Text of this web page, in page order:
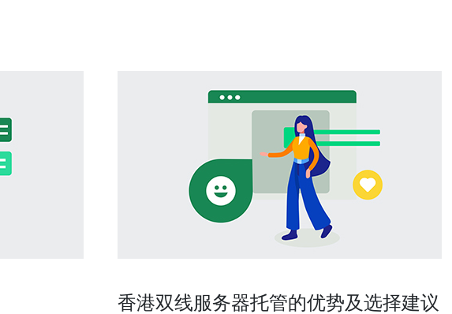
香港双线服务器托管的优势及选择建议